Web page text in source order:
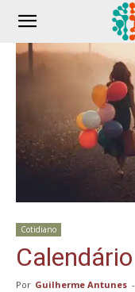
Cotidiano
Calendário
Por Guilherme Antunes -